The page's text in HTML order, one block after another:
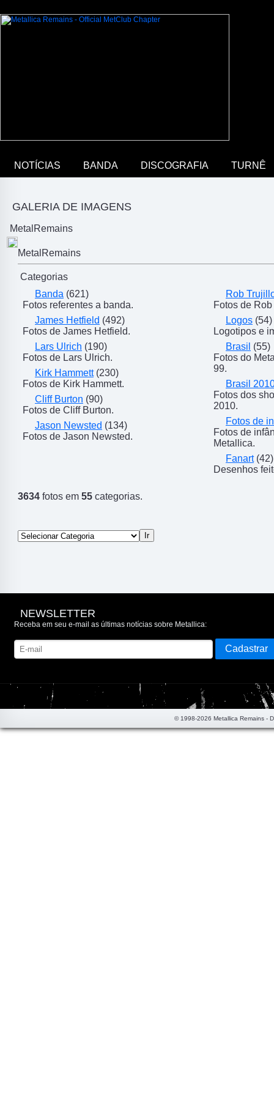
NOTÍCIAS BANDA DISCOGRAFIA TURNÊ
GALERIA DE IMAGENS
MetalRemains
MetalRemains
Categorias
Banda (621)
Fotos referentes a banda.
James Hetfield (492)
Fotos de James Hetfield.
Lars Ulrich (190)
Fotos de Lars Ulrich.
Kirk Hammett(230)
Fotos de Kirk Hammett.
Cliff Burton (90)
Fotos de Cliff Burton.
Jason Newsted (134)
Fotos de Jason Newsted.
Rob
Fotos de
Logos (54)
Logotipos e
Brasil (55)
Fotos do
99.
Brasil
Fotos dos
2010.
Fotos de
Fotos de
Metallica.
Fanart(42)
Desenhos
3634 fotos em 55 categorias.
NEWSLETTER
Receba em seu e-mail as últimas notícias sobre Metallica:
© 1998-2026 Metallica Remains -